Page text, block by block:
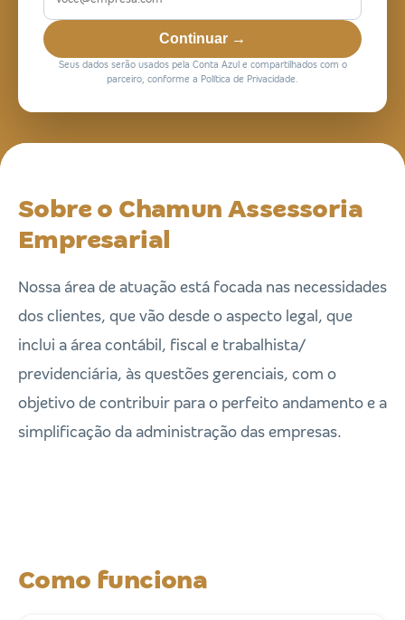
Continuar →
Seus dados serão usados pela Conta Azul e compartilhados com o
parceiro, conforme a Política de Privacidade.
Sobre o Chamun Assessoria
Empresarial
Nossa área de atuação está focada nas necessidades
dos clientes, que vão desde o aspecto legal, que
inclui a área contábil, fiscal e trabalhista/
previdenciária, às questões gerenciais, com o
objetivo de contribuir para o perfeito andamento e a
simplificação da administração das empresas.
Como funciona